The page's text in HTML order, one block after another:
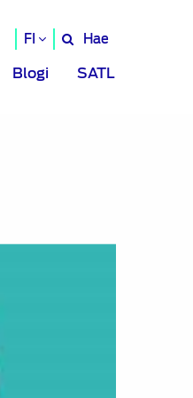
FI
Hae
Hae
Blogi SATL